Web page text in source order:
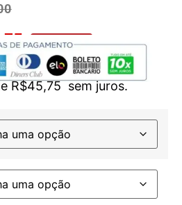
No Pix 5% OFF
R$45,75 sem juros.